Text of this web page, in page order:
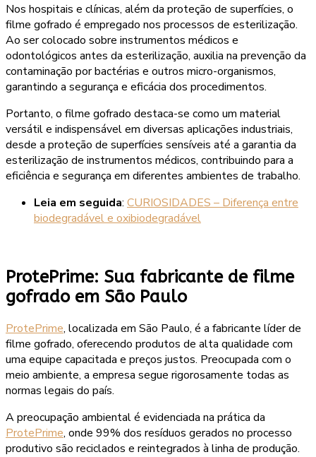
Nos hospitais e clínicas, além da proteção de superfícies, o
filme gofrado é empregado nos processos de esterilização.
Ao ser colocado sobre instrumentos médicos e
odontológicos antes da esterilização, auxilia na prevenção da
contaminação por bactérias e outros micro-organismos,
garantindo a segurança e eficácia dos procedimentos.
Portanto, o filme gofrado destaca-se como um material
versátil e indispensável em diversas aplicações industriais,
desde a proteção de superfícies sensíveis até a garantia da
esterilização de instrumentos médicos, contribuindo para a
eficiência e segurança em diferentes ambientes de trabalho.
Leia em seguida: CURIOSIDADES – Diferença entre
biodegradável e oxibiodegradável
ProtePrime: Sua fabricante de filme
gofrado em São Paulo
ProtePrime, localizada em São Paulo, é a fabricante líder de
filme gofrado, oferecendo produtos de alta qualidade com
uma equipe capacitada e preços justos. Preocupada com o
meio ambiente, a empresa segue rigorosamente todas as
normas legais do país.
A preocupação ambiental é evidenciada na prática da
ProtePrime, onde 99% dos resíduos gerados no processo
produtivo são reciclados e reintegrados à linha de produção.